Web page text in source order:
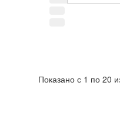
Показано с 1 по 20